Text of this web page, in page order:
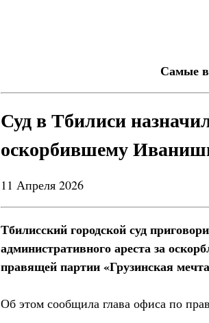
Самые
Суд в Тбилиси
оскорбившему
11 Апреля 2026
Тбилисский городской суд
административного ареста за
правящей партии «Грузинская
Об этом сообщила глава офиса по